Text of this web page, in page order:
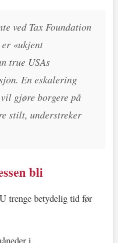
ved Tax Foundation
«ukjent
true USAs
En eskalering
gjøre borgere på
stilt, understreker
bli
trenge betydelig tid før
i